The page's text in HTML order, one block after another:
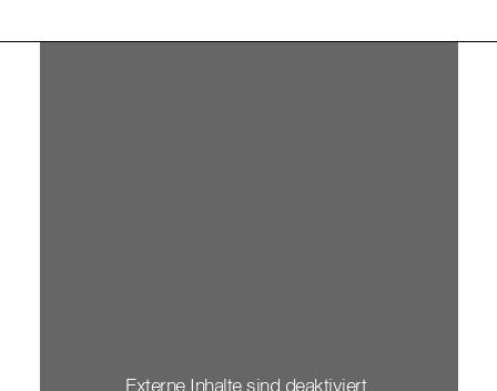
Externe Inhalte sind deaktiviert.